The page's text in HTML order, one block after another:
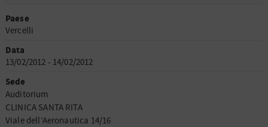
Paese
Vercelli
Data
13/02/2012 - 14/02/2012
Sede
Auditorium
CLINICA SANTA RITA
Viale dell’Aeronautica 14/16